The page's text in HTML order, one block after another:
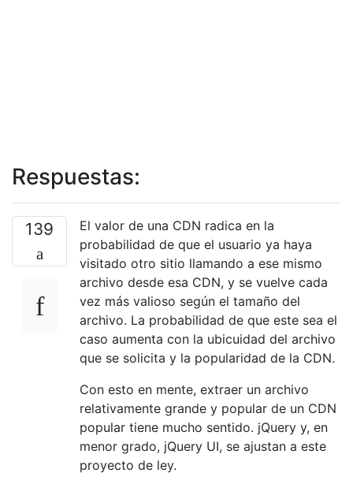
Respuestas:
139
El valor de una CDN radica en la
probabilidad de que el usuario ya haya
visitado otro sitio llamando a ese mismo
archivo desde esa CDN, y se vuelve cada
vez más valioso según el tamaño del
archivo. La probabilidad de que este sea el
caso aumenta con la ubicuidad del archivo
que se solicita y la popularidad de la CDN.
Con esto en mente, extraer un archivo
relativamente grande y popular de un CDN
popular tiene mucho sentido. jQuery y, en
menor grado, jQuery UI, se ajustan a este
proyecto de ley.